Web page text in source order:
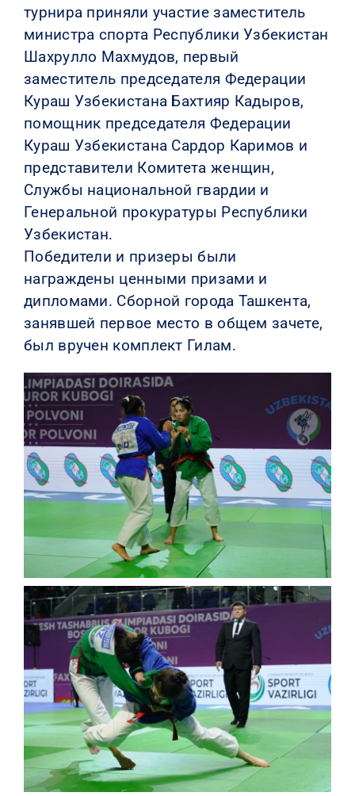
турнира приняли участие заместитель
министра спорта Республики Узбекистан
Шахрулло Махмудов, первый
заместитель председателя Федерации
Кураш Узбекистана Бахтияр Кадыров,
помощник председателя Федерации
Кураш Узбекистана Сардор Каримов и
представители Комитета женщин,
Службы национальной гвардии и
Генеральной прокуратуры Республики
Узбекистан.
Победители и призеры были
награждены ценными призами и
дипломами. Сборной города Ташкента,
занявшей первое место в общем зачете,
был вручен комплект Гилам.